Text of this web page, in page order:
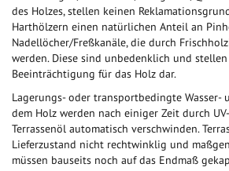
des Holzes, stellen keinen
Harthölzern einen natürlichen Anteil an
Nadellöcher/Freßkanäle, die durch
werden. Diese sind unbedenklich und
Beeinträchtigung für das Holz dar.
Lagerungs- oder transportbedingte Wasser-
dem Holz werden nach einiger Zeit durch
Terrassenöl automatisch verschwinden.
Lieferzustand nicht rechtwinklig und
müssen bauseits noch auf das Endmaß